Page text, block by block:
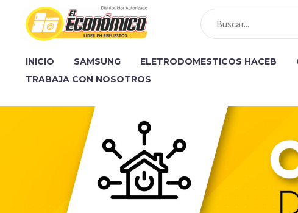
INICIO SAMSUNG ELETRODOMESTICOS HACEB
TRABAJA CON NOSOTROS